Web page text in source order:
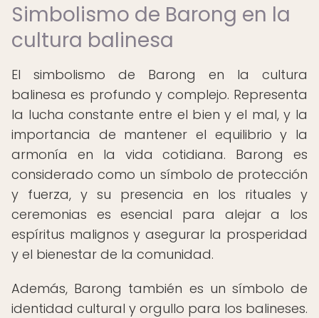
Simbolismo de Barong en la
cultura balinesa
El simbolismo de Barong en la cultura
balinesa es profundo y complejo. Representa
la lucha constante entre el bien y el mal, y la
importancia de mantener el equilibrio y la
armonía en la vida cotidiana. Barong es
considerado como un símbolo de protección
y fuerza, y su presencia en los rituales y
ceremonias es esencial para alejar a los
espíritus malignos y asegurar la prosperidad
y el bienestar de la comunidad.
Además, Barong también es un símbolo de
identidad cultural y orgullo para los balineses.